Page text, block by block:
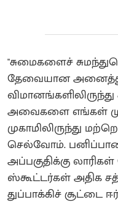
"சுமைகளைச்
தேவையான
அவைகளை எங்கள்
முகாமிலிருந்து
செல்வோம்.
அப்பகுதிக்கு
ஸ்கூட்டர்கள் அதிக
துப்பாக்கிச் சூட்டை